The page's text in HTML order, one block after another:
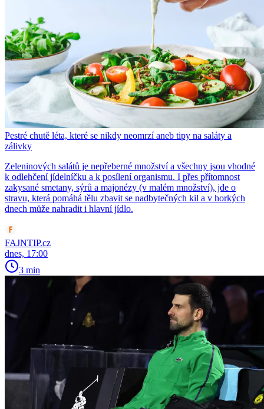
Pestré chutě léta, které se nikdy neomrzí aneb tipy na saláty a
zálivky
Zeleninových salátů je nepřeberné množství a všechny jsou vhodné
k odlehčení jídelníčku a k posílení organismu. I přes přítomnost
zakysané smetany, sýrů a majonézy (v malém množství), jde o
stravu, která pomáhá tělu zbavit se nadbytečných kil a v horkých
dnech může nahradit i hlavní jídlo.
FAJNTIP.cz
dnes, 17:00
3 min